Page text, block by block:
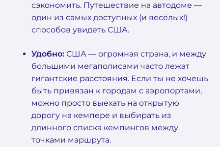
сэкономить. Путешествие на автодоме —
один из самых доступных (и весёлых!)
способов увидеть США.
Удобно: США — огромная страна, и между
большими мегаполисами часто лежат
гигантские расстояния. Если ты не хочешь
быть привязан к городам с аэропортами,
можно просто выехать на открытую
дорогу на кемпере и выбирать из
длинного списка кемпингов между
точками маршрута.